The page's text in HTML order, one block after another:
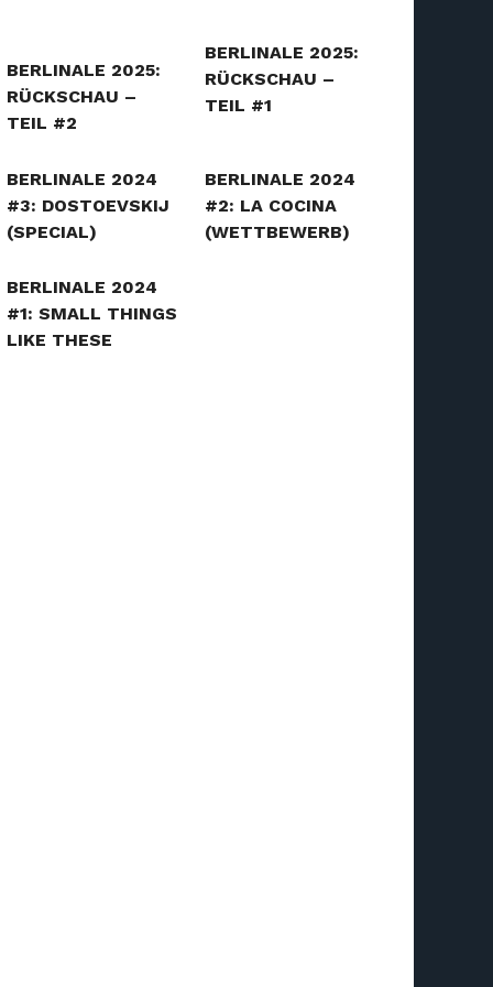
BERLINALE 2025:
RÜCKSCHAU –
TEIL #2
BERLINALE 2025:
RÜCKSCHAU –
TEIL #1
BERLINALE 2024
#3: DOSTOEVSKIJ
(SPECIAL)
BERLINALE 2024
#2: LA COCINA
(WETTBEWERB)
BERLINALE 2024
#1: SMALL THINGS
LIKE THESE